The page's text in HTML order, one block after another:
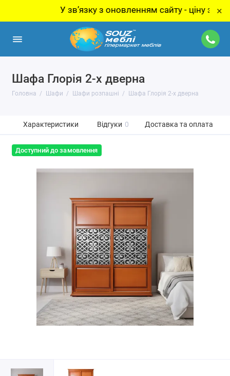
У звʼязку з оновленням сайту - ціну за товар
×
Шафа Глорія 2-х дверна
Головна Шафи Шафи розпашні Шафа Глорія 2-х дверна
Характеристики Відгуки 0 Доставка та оплата
Доступний до замовлення